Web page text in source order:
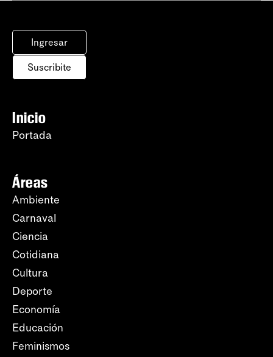
Ingresar
Suscribite
Inicio
Portada
Áreas
Ambiente
Carnaval
Ciencia
Cotidiana
Cultura
Deporte
Economía
Educación
Feminismos